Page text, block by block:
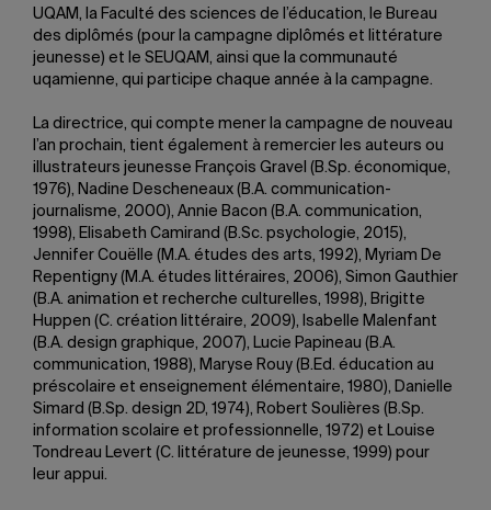
UQAM, la Faculté des sciences de l’éducation, le Bureau
des diplômés (pour la campagne diplômés et littérature
jeunesse) et le SEUQAM, ainsi que la communauté
uqamienne, qui participe chaque année à la campagne.
La directrice, qui compte mener la campagne de nouveau
l’an prochain, tient également à remercier les auteurs ou
illustrateurs jeunesse François Gravel (B.Sp. économique,
1976), Nadine Descheneaux (B.A. communication-
journalisme, 2000), Annie Bacon (B.A. communication,
1998), Elisabeth Camirand (B.Sc. psychologie, 2015),
Jennifer Couëlle (M.A. études des arts, 1992), Myriam De
Repentigny (M.A. études littéraires, 2006), Simon Gauthier
(B.A. animation et recherche culturelles, 1998), Brigitte
Huppen (C. création littéraire, 2009), Isabelle Malenfant
(B.A. design graphique, 2007), Lucie Papineau (B.A.
communication, 1988), Maryse Rouy (B.Ed. éducation au
préscolaire et enseignement élémentaire, 1980), Danielle
Simard (B.Sp. design 2D, 1974), Robert Soulières (B.Sp.
information scolaire et professionnelle, 1972) et Louise
Tondreau Levert (C. littérature de jeunesse, 1999) pour
leur appui.